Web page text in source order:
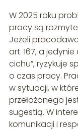
W 2025 roku
pracy są
Jeżeli
art. 167, a
cichu”, ryzykuje
o czas pracy.
w sytuacji, w
przełożonego
sugestią. W
komunikacji i